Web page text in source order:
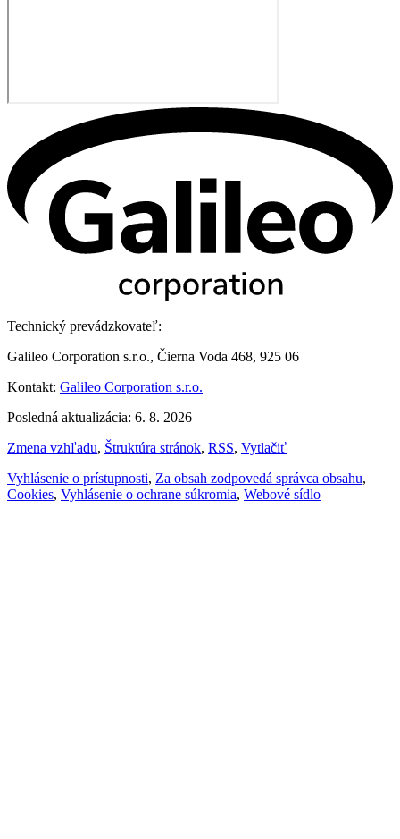
Technický prevádzkovateľ:
Galileo Corporation s.r.o., Čierna Voda 468, 925 06
Kontakt: Galileo Corporation s.r.o.
Posledná aktualizácia: 6. 8. 2026
Zmena vzhľadu, Štruktúra stránok, RSS, Vytlačiť
Vyhlásenie o prístupnosti, Za obsah zodpovedá správca obsahu,
Cookies, Vyhlásenie o ochrane súkromia, Webové sídlo